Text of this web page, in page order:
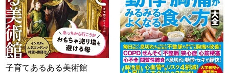
子育てあるある美術館